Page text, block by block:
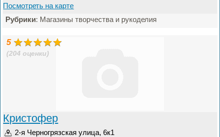
Посмотреть на карте
Рубрики: Магазины творчества и рукоделия
5
(204 оценки)
Кристофер
2-я Черногрязская улица, 6к1